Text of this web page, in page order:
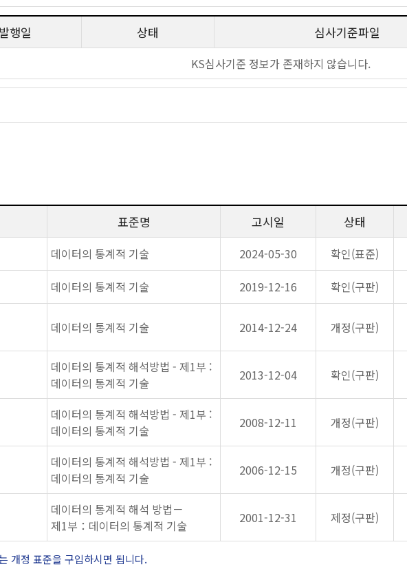
발행일 상태 심사기준파일
KS심사기준 정보가 존재하지 않습니다.
표준명 고시일 상태
데이터의 통계적 기술 2024-05-30 확인(표준)
데이터의 통계적 기술 2019-12-16 확인(구판)
데이터의 통계적 기술 2014-12-24 개정(구판)
데이터의 통계적 해석방법 - 제1부 :
데이터의 통계적 기술
2013-12-04 확인(구판)
데이터의 통계적 해석방법 - 제1부 :
데이터의 통계적 기술
2008-12-11 개정(구판)
데이터의 통계적 해석방법 - 제1부 :
데이터의 통계적 기술
2006-12-15 개정(구판)
데이터의 통계적 해석 방법－
제1부：데이터의 통계적 기술
2001-12-31 제정(구판)
개정 표준을 구입하시면 됩니다.